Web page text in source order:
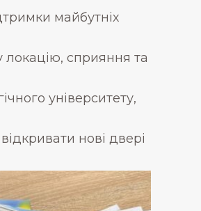
майбутніх
сприяння та
університету,
нові двері